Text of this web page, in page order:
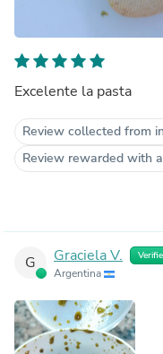
Excelente la pasta
Review collected from
Review rewarded with
G Graciela V.
Argentina